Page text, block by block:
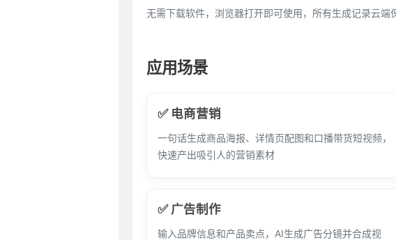
无需下载软件，浏览器打开即可使用，所有生成记录云端
应用场景
✅ 电商营销
一句话生成商品海报、详情页配图和口播带货短视频，
快速产出吸引人的营销素材
✅ 广告制作
输入品牌信息和产品卖点，AI生成广告分镜并合成视